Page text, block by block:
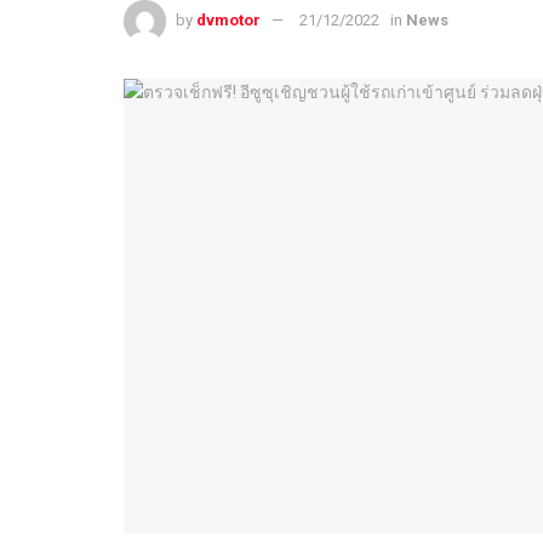
by dvmotor 21/12/2022 in News